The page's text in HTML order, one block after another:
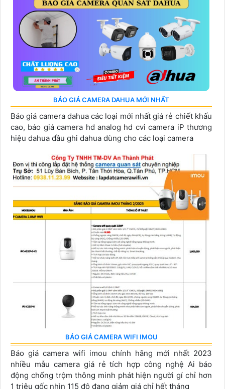
BÁO GIÁ CAMERA DAHUA MỚI NHẤT
Báo giá camera dahua các loại mới nhất giá rẻ chiết khấu
cao, báo giá camera hd analog hd cvi camera iP thương
hiệu dahua đầu ghi dahua dùng cho các loại camera
BÁO GIÁ CAMERA WIFI IMOU
Báo giá camera wifi imou chính hãng mới nhất 2023
nhiều mẫu camera giá rẻ tích hợp công nghệ Ai báo
động chống trộm thông minh phát hiện người gí chỉ hơn
1 triệu gốc nhìn 115 độ đang giảm giá chỉ hết tháng